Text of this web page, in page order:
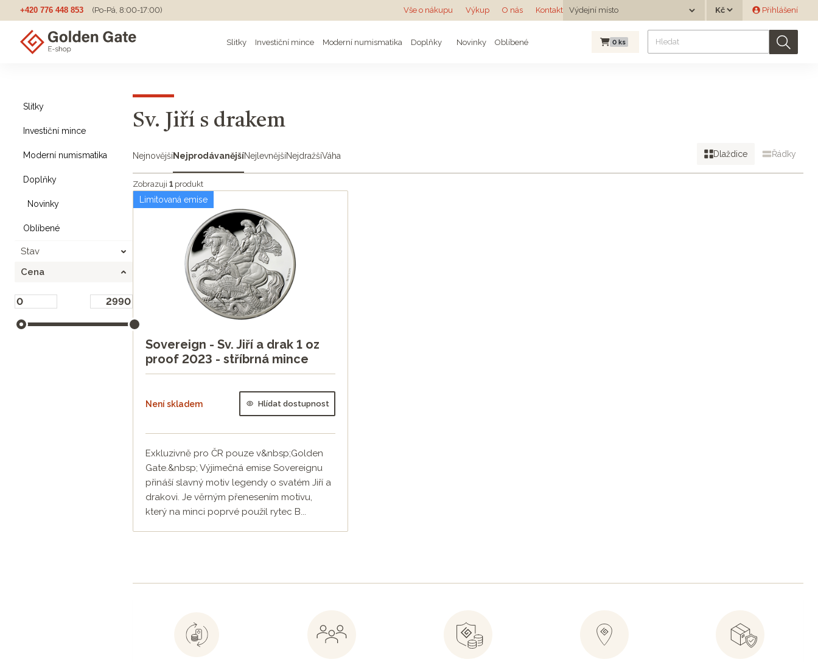
+420 776 448 853 (Po-Pá, 8:00-17:00) Vše o nákupu Výkup O nás Kontakt Výdejní místo
Výdejní místo
Měna Přihlášení
Slitky Investiční mince Moderní numismatika Doplňky Novinky Oblíbené 0 ks
Slitky
Investiční mince
Moderní numismatika
Doplňky
Novinky
Oblíbené
Stav
Cena
Sv. Jiří s drakem
NejnovějšíNejprodávanějšíNejlevnějšíNejdražšíVáha Dlaždice Řádky
Zobrazuji 1 produkt
Limitovaná emise
Sovereign - Sv. Jiří a drak 1 oz
proof 2023 - stříbrná mince
Není skladem Hlídat dostupnost
Exkluzivně pro ČR pouze v&nbsp;Golden
Gate.&nbsp; Výjimečná emise Sovereignu
přináší slavný motiv legendy o svatém Jiří a
drakovi. Je věrným přenesením motivu,
který na minci poprvé použil rytec B...